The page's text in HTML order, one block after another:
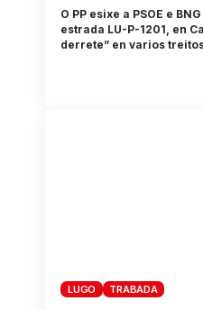
O PP esixe a PSOE e
estrada LU-P-1201, en
derrete” en varios
LUGO TRABADA